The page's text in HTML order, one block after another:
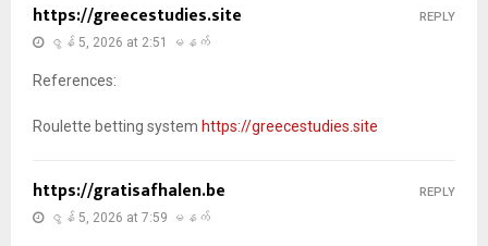
https://greecestudies.site
ဇွန် 5, 2026 at 2:51 မနက်
References:
Roulette betting system https://greecestudies.site
REPLY
https://gratisafhalen.be
ဇွန် 5, 2026 at 7:59 မနက်
REPLY